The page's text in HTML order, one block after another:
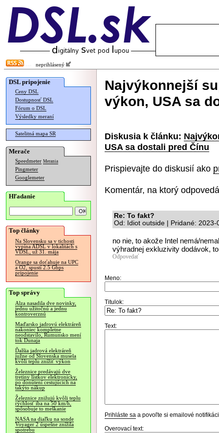
neprihlásený
DSL pripojenie
Ceny DSL
Dostupnosť DSL
Fórum o DSL
Výsledky meraní
Satelitná mapa SR
Merače
Speedmeter Merania
Pingmeter
Googlemeter
Hľadanie
Top články
Na Slovensku sa v tichosti
vypína ADSL v lokalitách s
VDSL, už 31. mája
Orange sa doťahuje na UPC
a O2, spustí 2.5 Gbps
pripojenie
Top správy
Alza nasadila dve novinky,
jednu užitočnú a jednu
kontroverznú
Maďarsko jadrovú elektráreň
nakoniec kompletne
neodstavilo, Rumunsko mení
tok Dunaja
Ďalšia jadrová elektráreň
južne od Slovenska musela
kvôli teplu znížiť výkon
Železnice predávajú dve
tretiny lístkov elektronicky,
po donútení cestujúcich na
takýto nákup
Železnice znižujú kvôli teplu
rýchlosť iba na 50 km/h,
spôsobuje to meškanie
NASA na diaľku na sonde
Voyager 2 úspešne znížila
spotrebu
Najvýkonnejší
výkon, USA sa
Diskusia k článku:
USA sa dostali pred Čínu
Prispievajte do diskusií ako
Komentár, na ktorý
Re: To fakt?
Od: Idiot outside | Pridané: 2023-
no nie, to akože Intel nemá/
výhradnej exkluzivity dodávok,
Odpovedať
Meno:
Titulok:
Text:
Prihláste sa a povoľte si emailové
Overovací text: